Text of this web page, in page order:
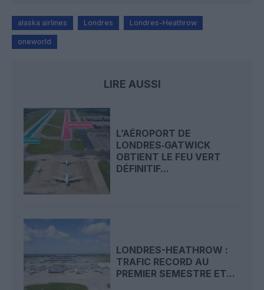
alaska airlines Londres Londres-Heathrow
oneworld
LIRE AUSSI
L’AÉROPORT DE
LONDRES‑GATWICK
OBTIENT LE FEU VERT
DÉFINITIF...
LONDRES-HEATHROW :
TRAFIC RECORD AU
PREMIER SEMESTRE ET...